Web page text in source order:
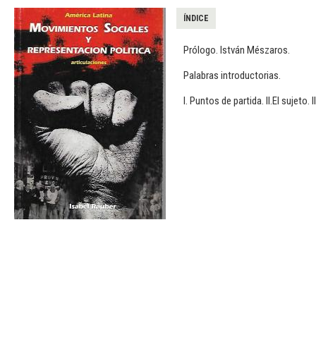
ÍNDICE
Prólogo. István Mészaros.
Palabras introductorias.
I. Puntos de partida. II.El